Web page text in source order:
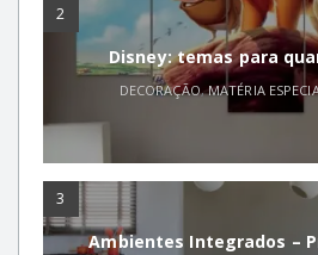
2
Disney: temas para
DECORAÇÃO,MATÉRIA
3
Ambientes Integrados –